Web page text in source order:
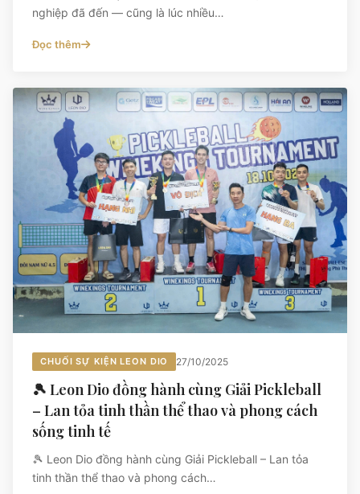
nghiệp đã đến — cũng là lúc nhiều…
Đọc thêm
CHUỐI SỰ KIỆN LEON DIO 27/10/2025
🎾 Leon Dio đồng hành cùng Giải Pickleball
– Lan tỏa tinh thần thể thao và phong cách
sống tinh tế
🎾 Leon Dio đồng hành cùng Giải Pickleball – Lan tỏa
tinh thần thể thao và phong cách…